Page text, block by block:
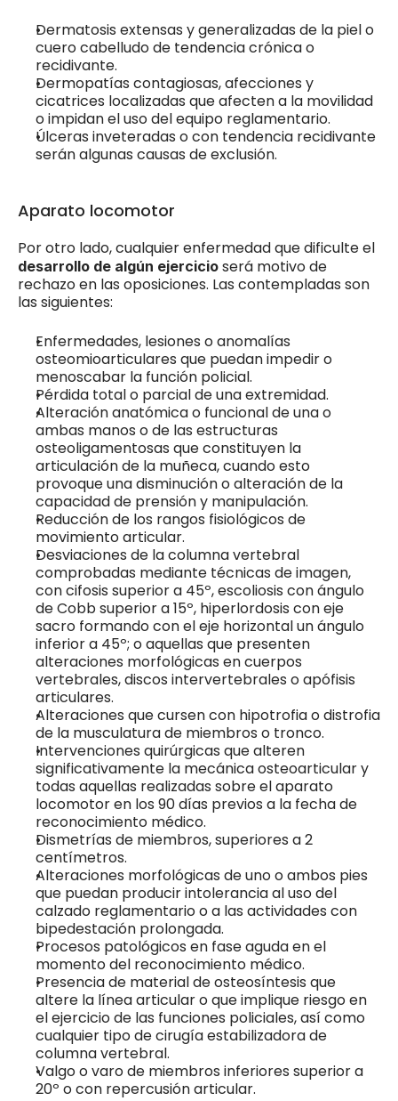
Dermatosis extensas y generalizadas de la piel o
cuero cabelludo de tendencia crónica o
recidivante.
Dermopatías contagiosas, afecciones y
cicatrices localizadas que afecten a la movilidad
o impidan el uso del equipo reglamentario.
Úlceras inveteradas o con tendencia recidivante
serán algunas causas de exclusión.
Aparato locomotor
desarrollo de algún ejercicio será motivo de
rechazo en las oposiciones. Las contempladas son
las siguientes:
Enfermedades, lesiones o anomalías
osteomioarticulares que puedan impedir o
menoscabar la función policial.
Pérdida total o parcial de una extremidad.
Alteración anatómica o funcional de una o
ambas manos o de las estructuras
osteoligamentosas que constituyen la
articulación de la muñeca, cuando esto
provoque una disminución o alteración de la
capacidad de prensión y manipulación.
Reducción de los rangos fisiológicos de
movimiento articular.
Desviaciones de la columna vertebral
comprobadas mediante técnicas de imagen,
con cifosis superior a 45º, escoliosis con ángulo
de Cobb superior a 15º, hiperlordosis con eje
sacro formando con el eje horizontal un ángulo
inferior a 45º; o aquellas que presenten
alteraciones morfológicas en cuerpos
vertebrales, discos intervertebrales o apófisis
articulares.
Alteraciones que cursen con hipotrofia o distrofia
de la musculatura de miembros o tronco.
Intervenciones quirúrgicas que alteren
significativamente la mecánica osteoarticular y
todas aquellas realizadas sobre el aparato
locomotor en los 90 días previos a la fecha de
reconocimiento médico.
Dismetrías de miembros, superiores a 2
centímetros.
Alteraciones morfológicas de uno o ambos pies
que puedan producir intolerancia al uso del
calzado reglamentario o a las actividades con
bipedestación prolongada.
Procesos patológicos en fase aguda en el
momento del reconocimiento médico.
Presencia de material de osteosíntesis que
altere la línea articular o que implique riesgo en
el ejercicio de las funciones policiales, así como
cualquier tipo de cirugía estabilizadora de
columna vertebral.
Valgo o varo de miembros inferiores superior a
20º o con repercusión articular.